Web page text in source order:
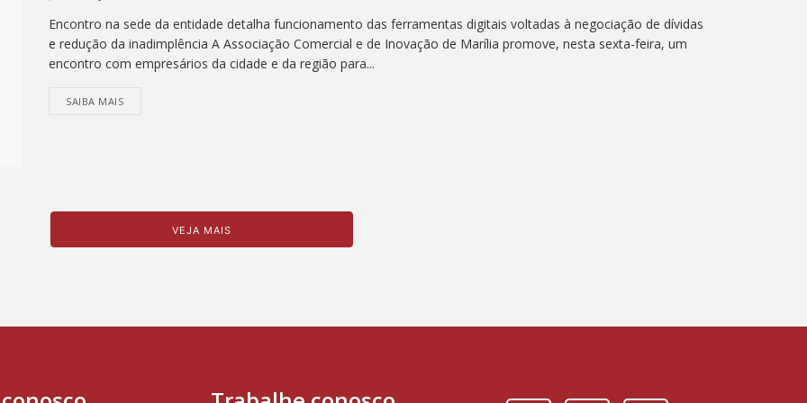
Encontro na sede da entidade detalha funcionamento das ferramentas digitais voltadas à negociação de dívidas
e redução da inadimplência A Associação Comercial e de Inovação de Marília promove, nesta sexta-feira, um
encontro com empresários da cidade e da região para...
SAIBA MAIS
VEJA MAIS